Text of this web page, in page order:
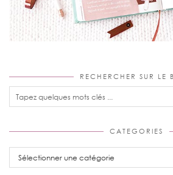
RECHERCHER SUR LE
CATEGORIES
Categories